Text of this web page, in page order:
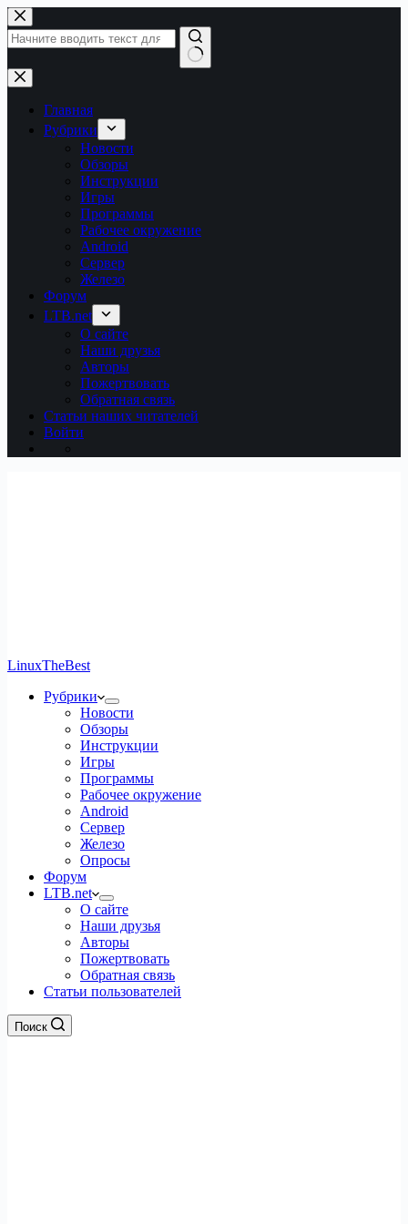
Перейти
к
сути
Ничего
не
найденоГлавная
Рубрики
Новости
Обзоры
Инструкции
Игры
Программы
Рабочее окружение
Android
Сервер
Железо
Форум
LTB.net
О сайте
Наши друзья
Авторы
Пожертвовать
Обратная связь
Статьи наших читателей
Войти
LinuxTheBest
Рубрики
Новости
Обзоры
Инструкции
Игры
Программы
Рабочее окружение
Android
Сервер
Железо
Опросы
Форум
LTB.net
О сайте
Наши друзья
Авторы
Пожертвовать
Обратная связь
Статьи пользователей
Поиск